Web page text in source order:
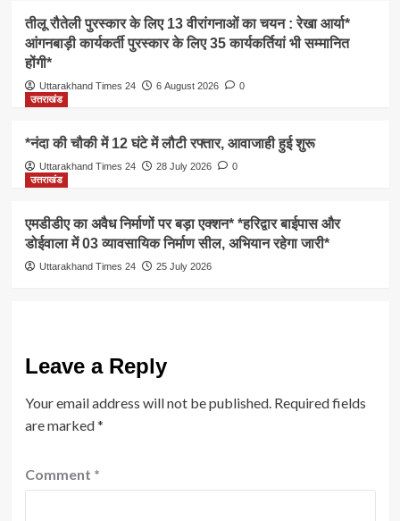
तीलू रौतेली पुरस्कार के लिए 13 वीरांगनाओं का चयन : रेखा आर्या*
आंगनबाड़ी कार्यकर्ती पुरस्कार के लिए 35 कार्यकर्तियां भी सम्मानित
होंगी*
Uttarakhand Times 24 6 August 2026
0
उत्तराखंड
*नंदा की चौकी में 12 घंटे में लौटी रफ्तार, आवाजाही हुई शुरू
Uttarakhand Times 24 28 July 2026
0
उत्तराखंड
एमडीडीए का अवैध निर्माणों पर बड़ा एक्शन* *हरिद्वार बाईपास और
डोईवाला में 03 व्यावसायिक निर्माण सील, अभियान रहेगा जारी*
Uttarakhand Times 24 25 July 2026
Leave a Reply
Your email address will not be published. Required fields
are marked*
Comment *